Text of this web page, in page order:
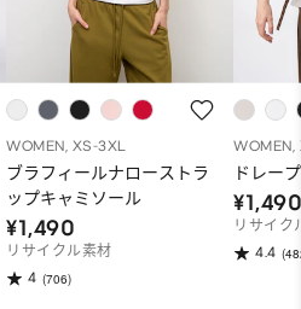
WOMEN, XS-3XL
ブラフィールナローストラ
ップキャミソール
¥1,490
リサイクル素材
4 (706)
WOMEN,
ドレー
リサイク
4.4